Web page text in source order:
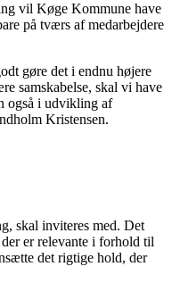
vil Køge Kommune have
på tværs af medarbejdere
gøre det i endnu højere
samskabelse, skal vi have
også i udvikling af
Kristensen.
skal inviteres med. Det
er relevante i forhold til
det rigtige hold, der